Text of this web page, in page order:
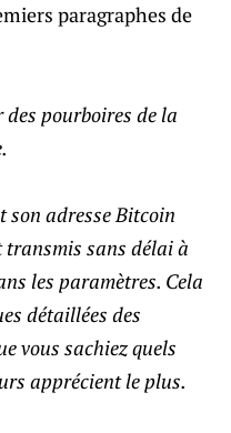
paragraphes de
pourboires de la
son adresse Bitcoin
transmis sans délai à
les paramètres. Cela
détaillées des
vous sachiez quels
apprécient le plus.